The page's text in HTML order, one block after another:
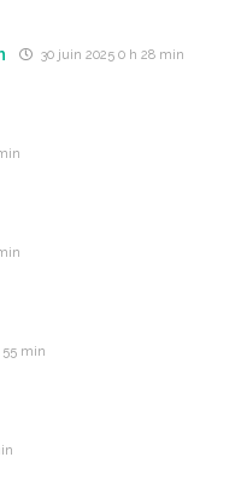
30 juin 2025 0 h 28 min
55 min